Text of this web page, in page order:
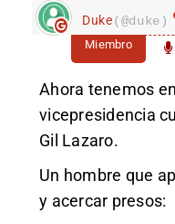
Duke(@duke)
Miembro
Ahora tenemos
vicepresidencia
Gil Lazaro.
Un hombre que
y acercar presos: